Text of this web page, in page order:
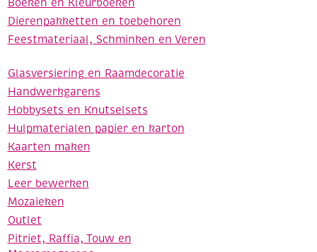
Boeken en Kleurboeken
Dierenpakketten en toebehoren
Feestmateriaal, Schminken en Veren
Glasversiering en Raamdecoratie
Handwerkgarens
Hobbysets en Knutselsets
Hulpmaterialen papier en karton
Kaarten maken
Kerst
Leer bewerken
Mozaieken
Outlet
Pitriet, Raffia, Touw en